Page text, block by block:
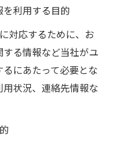
利用する目的
対応するために、お
る情報など当社がユ
にあたって必要とな
状況、連絡先情報な